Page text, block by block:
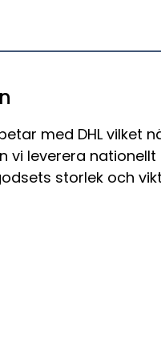
med DHL vilket
vi leverera
storlek och